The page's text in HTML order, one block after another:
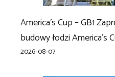
America’s Cup – GB1
budowy łodzi America’s
2026-08-07